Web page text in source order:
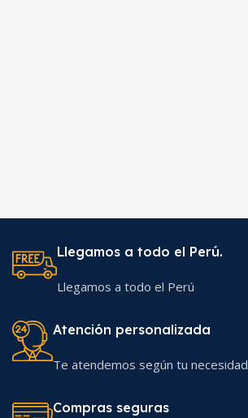
Llegamos a todo el Perú.
Llegamos a todo el Perú
Atención personalizada
Te atendemos según tu
Compras seguras